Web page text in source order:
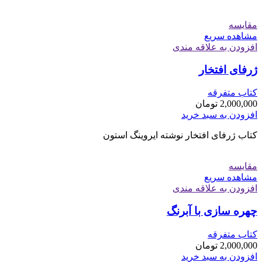
مقایسه
مشاهده سریع
افزودن به علاقه مندی
ژرفای افتخار
کتاب متفرقه
2,000,000 تومان
افزودن به سبد خرید
کتاب ژرفای افتخار نوشته ایروینگ استون
مقایسه
مشاهده سریع
افزودن به علاقه مندی
چهره سازی با آبرنگ
کتاب متفرقه
2,000,000 تومان
افزودن به سبد خرید